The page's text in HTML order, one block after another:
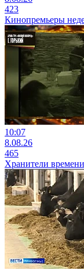
423
Кинопремьеры
10:07
8.08.26
465
Хранители